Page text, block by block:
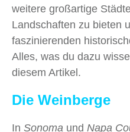
weitere großartige
Landschaften zu bieten
faszinierenden
Alles, was du dazu
diesem Artikel.
Die Weinberge
In Sonoma und Napa